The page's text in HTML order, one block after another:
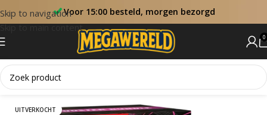
Skip to navigation
Skip to main content
Voor 15:00 besteld, morgen bezorgd
0
Home Booster Bundels
UITVERKOCHT